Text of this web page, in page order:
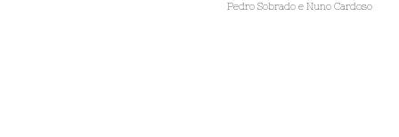
Pedro Sobrado e Nuno Cardoso